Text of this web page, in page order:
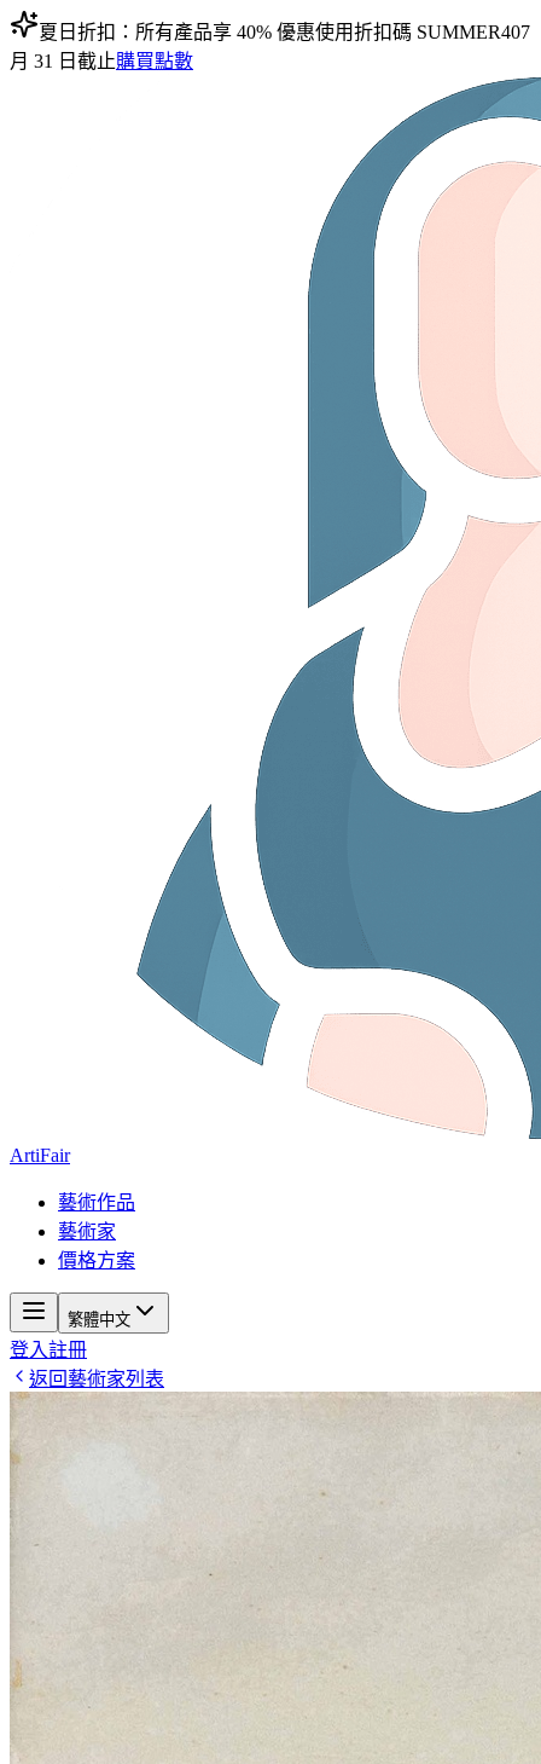
夏日折扣：所有產品享 40% 優惠使用折扣碼 SUMMER407
月 31 日截止購買點數
ArtiFair
藝術作品
藝術家
價格方案
繁體中文
登入註冊
返回藝術家列表